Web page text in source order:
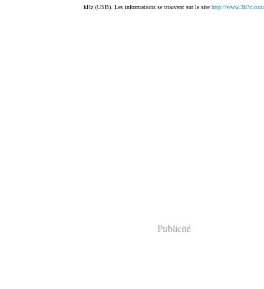
kHz (USB). Les informations se trouvent sur le site http://www.3b7c.com
Publicité